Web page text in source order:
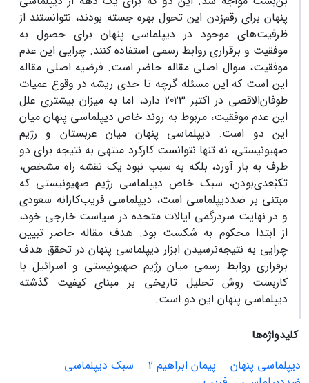
پنهان برای رقم‌زدن این تحول بهره جسته بودند، نتوانستند از
ظرفیت‏‌های موجود در دیپلماسی پنهان برای حصول به
موفقیت و برقراری روابط رسمی استفاده کنند. چرایی این عدم
موفقیت، سوال اصلی مقاله حاضر است. فرضیه اصلی مقاله
این است که این مسئله گرچه تا حدی ریشه در وقوع عمیات
طوفان‌الاقصی در اکتبر 2023 دارد، اما به میزان بیشتری علل
این عدم موفقیت، مربوط به روند خاص دیپلماسی پنهان میان
این دو است. دیپلماسی پنهان میان عربستان و رژیم
صهیونیستی، نه تنها نتوانست کارکرد منتهی به نتیجه برای دو
طرف به بار آورد، بلکه به سبب نبود یک نقشه راه مشخص،
تک‏بُعدی‌بودن، سبک خاص دیپلماسی رژیم صهیونیستی که
مبتنی بر ضددیپلماسی است، دیپلماسی فریب‌کارانه سعودی
و در نهایت سردرگمی ایالات متحده در سیاست خارجی خود،
از ابتدا محکوم به شکست بود. هدف مقاله حاضر تبیین
چرایی به نتیجه‌نرسیدن ابزار دیپلماسی پنهان در تحقق هدف
برقراری روابط رسمی میان رژیم صهیونیستی و اسرائیل با
کاربست روش تحلیل تاریخی بر مبنای کیفیت گذشته
دیپلماسی پنهان این دو است.
کلیدواژه‌ها
دیپلماسی پنهان
پیمان ابراهیم 2
سبک دیپلماسی